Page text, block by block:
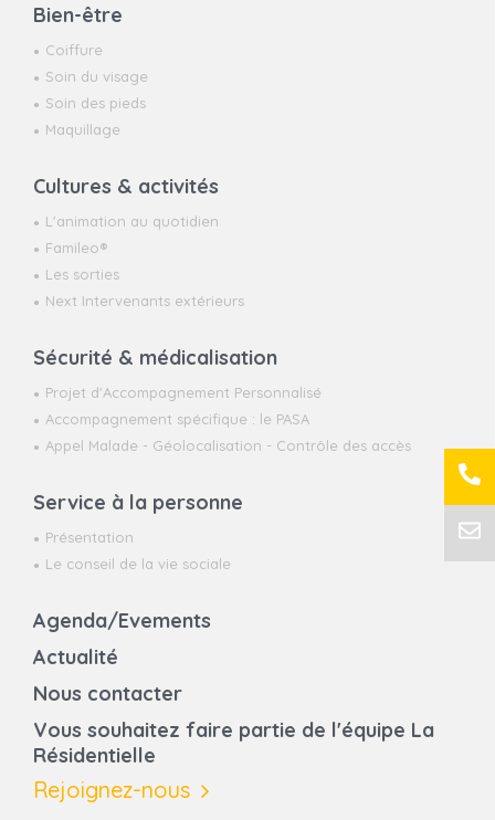
Bien-être
Coiffure
Soin du visage
Soin des pieds
Maquillage
Cultures & activités
L'animation au quotidien
Famileo®
Les sorties
Next Intervenants extérieurs
Sécurité & médicalisation
Projet d'Accompagnement Personnalisé
Accompagnement spécifique : le PASA
Appel Malade - Géolocalisation - Contrôle des accès
Service à la personne
Présentation
Le conseil de la vie sociale
Agenda/Evements
Actualité
Nous contacter
Vous souhaitez faire partie de l'équipe La
Résidentielle
Rejoignez-nous